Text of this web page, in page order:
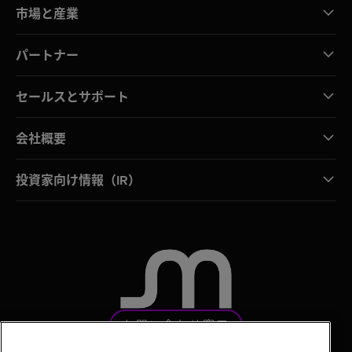
市場と産業
パートナー
セールスとサポート
会社概要
投資家向け情報（IR）
お問い合わせ窓口